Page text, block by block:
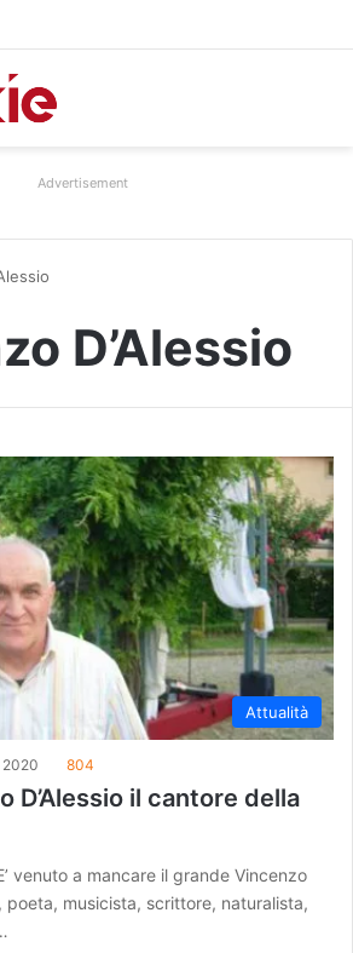
Advertisement
D’Alessio
Attualità
2020 804
D’Alessio il cantore della
venuto a mancare il grande Vincenzo
poeta, musicista, scrittore, naturalista,